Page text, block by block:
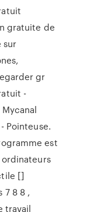
gratuite de
sur
gr
-
Pointeuse.
est
[]
8 8 ,
travail